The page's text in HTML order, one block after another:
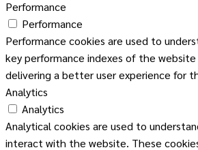
Performance
Performance
Performance cookies are used to
key performance indexes of the website
delivering a better user experience for
Analytics
Analytics
Analytical cookies are used to
interact with the website. These